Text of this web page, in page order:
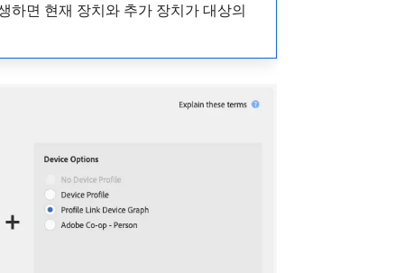
하면 현재 장치와 추가 장치가 대상의